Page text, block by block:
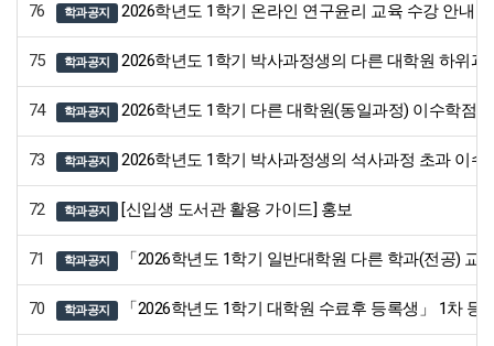
76 학과공지 2026학년도 1학기 온라인 연구윤리 교육 수강 안내
75 학과공지 2026학년도 1학기 박사과정생의 다른 대학원 하위
74 학과공지 2026학년도 1학기 다른 대학원(동일과정) 이수학점
73 학과공지 2026학년도 1학기 박사과정생의 석사과정 초과 이
72 학과공지 [신입생 도서관 활용 가이드] 홍보
71 학과공지 「2026학년도 1학기 일반대학원 다른 학과(전공)
70 학과공지 「2026학년도 1학기 대학원 수료후 등록생」 1차 등